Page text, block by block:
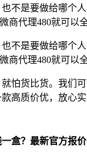
不是要做给哪个
商代理480就可以
不是要做给哪个
商代理480就可以
怕货比货。我们
高质价优，放心实
盒？最新官方报价